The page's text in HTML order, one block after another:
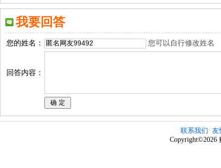
我要回答
您的姓名： 您可以自行修改姓名
回答内容：
联系我们
友
Copyright©2026